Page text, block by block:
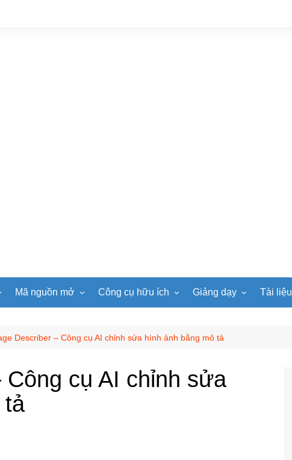
Microsoft Excel
AI
tuyệt đẹp
Mã nguồn mở
Joomla
EduPortal
Công cụ hữu ích
Lật mảnh ghép
Game Quay số
Giảng dạy
Toán học
Tiếng Anh
Tài
Describer – Công cụ AI chỉnh sửa hình ảnh bằng mô tả
cụ AI chỉnh sửa
tả